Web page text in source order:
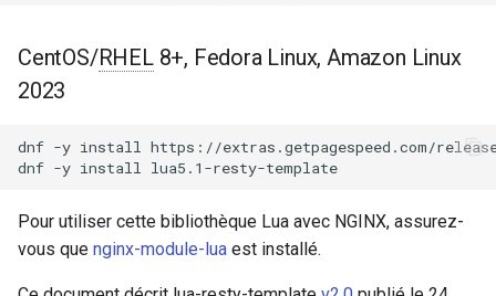
n
d
l
r
e
array-var
auth-digest
auth-ldap
Un Mot sur les Clés
Complexes dans la Table de
Un Mot sur l'Échappement
Exemple
Modules NGINX cPanel EA4 -
Transformez ea-nginx en une
de sécurité
NGINX - Paquets RPM pour
RHEL et CentOS
CentOS/RHEL8+, Fedora Linux, Amazon Linux
2023
dnf -y install
https://extras.getpagespeed.com/
dnf -y install
Pour utiliser cette bibliothèque Lua avec NGINX, assurez-
vous que nginx-module-lua est installé.